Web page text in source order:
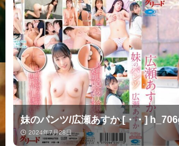
妹のパンツ/広瀬あすか [・・]
2024年7月28日